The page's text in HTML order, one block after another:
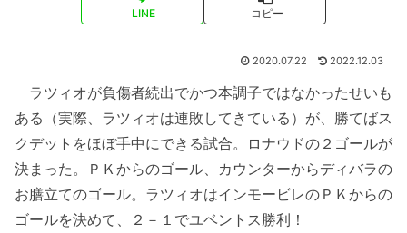
LINE コピー
2020.07.22 2022.12.03
ラツィオが負傷者続出でかつ本調子ではなかったせいも
ある（実際、ラツィオは連敗してきている）が、勝てばス
クデットをほぼ手中にできる試合。ロナウドの２ゴールが
決まった。ＰＫからのゴール、カウンターからディバラの
お膳立てのゴール。ラツィオはインモービレのＰＫからの
ゴールを決めて、２－１でユベントス勝利！